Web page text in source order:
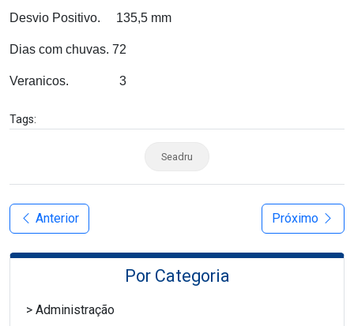
Desvio Positivo. 135,5 mm
Dias com chuvas. 72
Veranicos. 3
Tags:
Seadru
Anterior Próximo
Por Categoria
Administração